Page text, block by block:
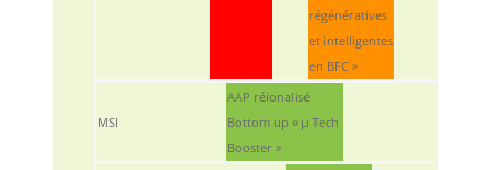
régénératives
et intelligentes
en BFC »
MSI
AAP réionalisé
Bottom up « µ Tech
Booster »